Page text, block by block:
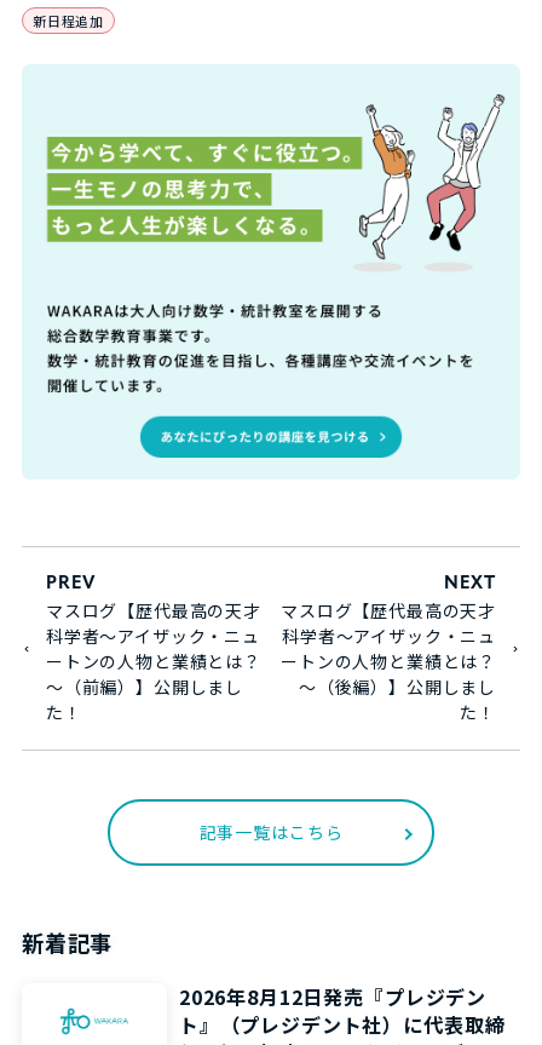
新日程追加
PREV
マスログ【歴代最高の天才
科学者～アイザック・ニュ
ートンの人物と業績とは？
～（前編）】公開しまし
た！
NEXT
マスログ【歴代最高の天才
科学者～アイザック・ニュ
ートンの人物と業績とは？
～（後編）】公開しまし
た！
記事一覧はこちら
新着記事
2026年8月12日発売『プレジデン
ト』（プレジデント社）に代表取締